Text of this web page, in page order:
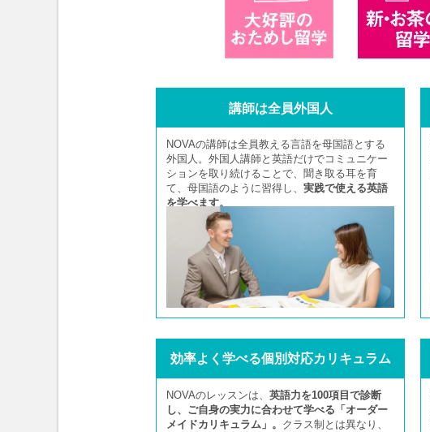
講師は全員外国人
NOVAの講師は全員教える言語を母国語とする
外国人。外国人講師と英語だけでコミュニケー
ションを取り続けることで、聞き取る耳を育
て、母国語のように習得し、 実践で使える英語
を学べます。
効率よく学べる個別対応カリキュラム
NOVAのレッスンは、 英語力を100項目で診断
し、ご自身の実力に合わせて学べる「オーダー
メイドカリキュラム」。 クラス制とは異なり、